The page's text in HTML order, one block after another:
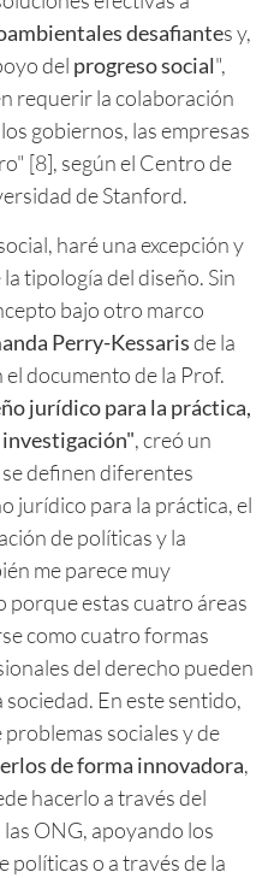
desafiantes y,
del progreso social",
requerir la colaboración
gobiernos, las empresas
[8], según el Centro de
de Stanford.
haré una excepción y
tipología del diseño. Sin
bajo otro marco
Perry-Kessarisde la
documento de la Prof.
jurídico para la práctica,
, creó un
definen diferentes
jurídico para la práctica, el
de políticas y la
me parece muy
porque estas cuatro áreas
como cuatro formas
del derecho pueden
En este sentido,
sociales y de
de forma innovadora,
hacerlo a través del
ONG, apoyando los
políticas o a través de la